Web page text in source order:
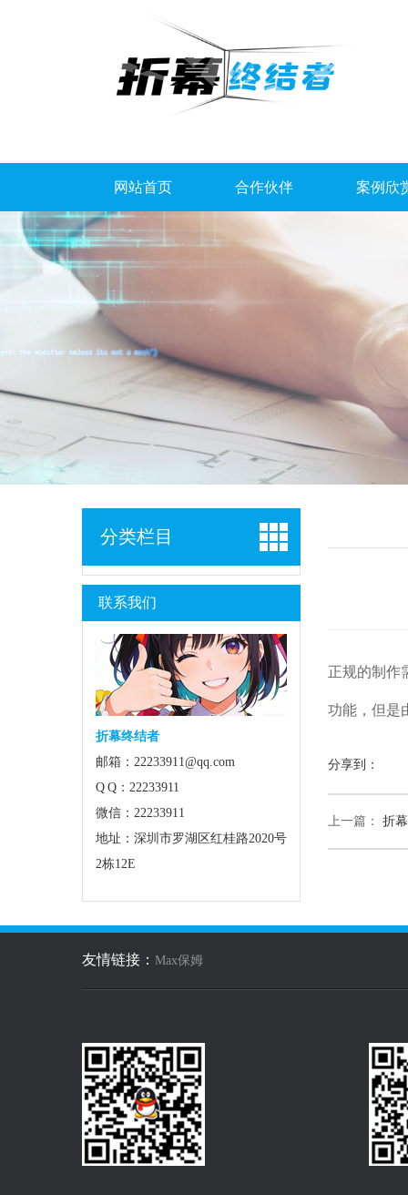
网站首页 合作伙伴 案例欣
分类栏目
联系我们
折幕终结者
邮箱：22233911@qq.com
Q Q：22233911
微信：22233911
地址：深圳市罗湖区红桂路2020号
2栋12E
正规的制作
功能，但是
分享到：
上一篇： 折
友情链接： Max保姆